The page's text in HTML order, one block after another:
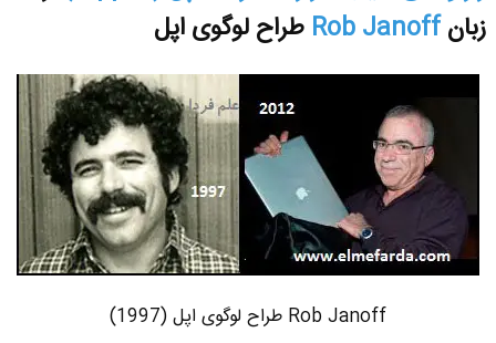
زبانRob Janoff طراح لوگوی اپل
Rob Janoff طراح لوگوی اپل (1997)